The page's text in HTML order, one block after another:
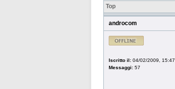
Top
androcom
Iscritto il: 04/02/2009, 15:47
Messaggi: 57